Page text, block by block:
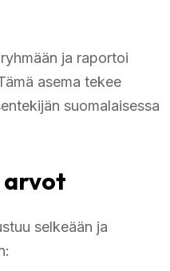
ja raportoi
asema tekee
suomalaisessa
arvot
selkeään ja